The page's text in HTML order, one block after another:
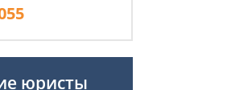
юристы